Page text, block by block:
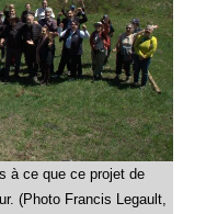
à ce que ce projet de
(Photo Francis Legault,